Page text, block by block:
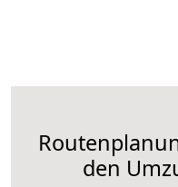
den